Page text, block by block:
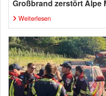
Großbrand zerstört Alpe
Weiterlesen